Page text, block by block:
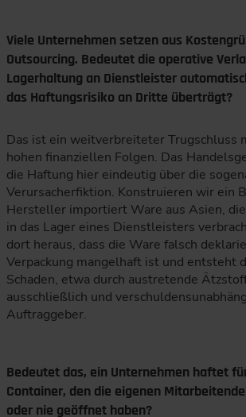
Viele Unternehmen setzen aus
Outsourcing. Bedeutet die operative
Lagerhaltung an Dienstleister
das Haftungsrisiko an Dritte überträgt?
Das ist ein weitverbreiteter Trugschluss
hohen finanziellen Folgen. Das
die Haftung hier eindeutig über die
Verursacherfiktion. Konstruieren wir ein
Hersteller importiert Ware aus Asien,
in das Lager eines Dienstleisters
dort heraus, dass die Ware falsch
Verpackung mangelhaft ist und entsteht
Schaden, etwa durch austretende
ausschließlich und
Auftraggeber.
Bedeutet das, ein Unternehmen haftet
Container, den die eigenen
oder nie geöffnet haben?